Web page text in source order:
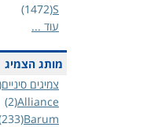
S
(1472)
עוד ...
מותג הצמיג
צמיגים סיניים
Alliance
(2)
Barum
(233)